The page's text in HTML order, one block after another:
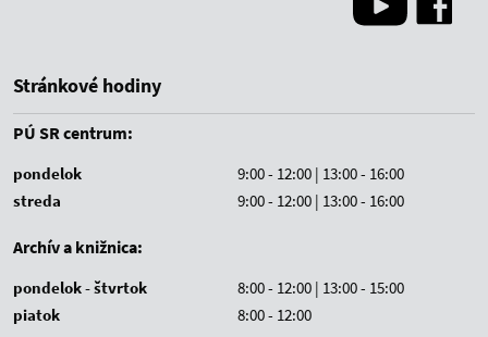
Stránkové hodiny
PÚ SR centrum:
pondelok
9:00 - 12:00 | 13:00 - 16:00
streda
9:00 - 12:00 | 13:00 - 16:00
Archív a knižnica:
pondelok - štvrtok
8:00 - 12:00 | 13:00 - 15:00
piatok
8:00 - 12:00